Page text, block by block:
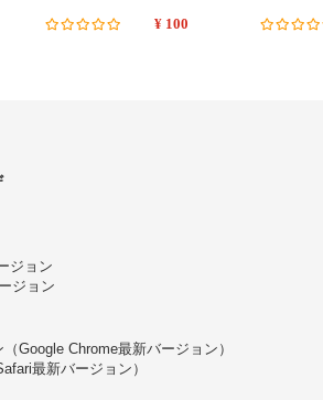
¥ 100
ジョン
ジョン
Google Chrome最新バージョン）
最新バージョン）